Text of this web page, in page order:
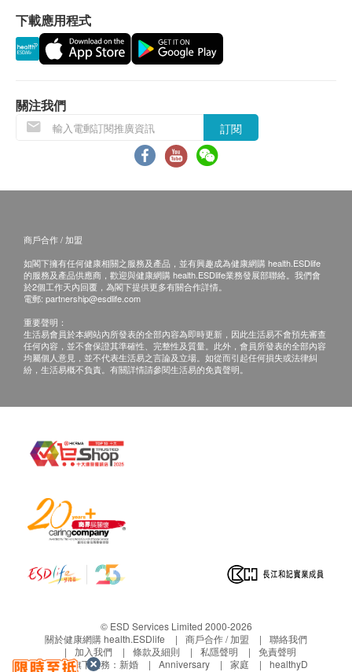
鹼性磷酸酶
總蛋白質
谷草轉氨酶
丙種谷氨酸轉肽酶
腎功能
尿素
重碳酸鹽
血液檢查
平均紅細胞體積
平均紅細胞血紅蛋白量濃度
白血球五項分類
平均紅細胞血紅蛋白量
泌尿情況
小便酮
小便酸鹼度
小便比重
小便尿膽素
小便亞硝酸鹽
血液
過一次，香港專科將收取$200行政費用。
顧客如欲攜帶相關舊片到本中心用作報告參考，以
兩張為上限。
報告書。
免責聲明：
所有健康檢查/服務並非作為醫務診斷或治療用
health.ESDlife】並沒有經營或提供本服務/產品。
有關此服務/產品的錯漏或延誤，或因使用此服務/
產品而引致的損失、損害、受傷或法律訴訟，健康
網購health.ESDlife概不負責。一切有關的索償或
查詢，須向提供服務之體檢中心或商戶提出。
下載應用程式
關注我們
訂閱
商戶合作 / 加盟
如閣下擁有任何健康相關之服務及產品，並有興趣成為健康網購 health.ESDlife
的服務及產品供應商，歡迎與健康網購 health.ESDlife業務發展部聯絡。我們會
於2個工作天內回覆，為閣下提供更多有關合作詳情。
電郵: partnership@esdlife.com
重要聲明：
生活易會員於本網站內所發表的全部內容為即時更新，因此生活易不會預先審查
任何內容，並不會保證其準確性、完整性及質量。此外，會員所發表的全部內容
均屬個人意見，並不代表生活易之言論及立場。如從而引起任何損失或法律糾
紛，生活易概不負責。有關詳情請參閱生活易的免責聲明。
© ESD Services Limited 2000-2026
關於健康網購 health.ESDlife
商戶合作 / 加盟
聯絡我們
加入我們
條款及細則 私隱聲明
免責聲明
生活易旗下業務： 新婚 Anniversary 家庭
healthyD